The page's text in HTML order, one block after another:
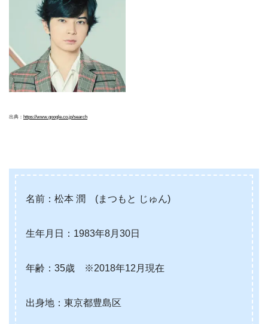
出典： https://www.google.co.jp/search
名前：松本 潤 (まつもと じゅん)
生年月日：1983年8月30日
年齢：35歳 ※2018年12月現在
出身地：東京都豊島区